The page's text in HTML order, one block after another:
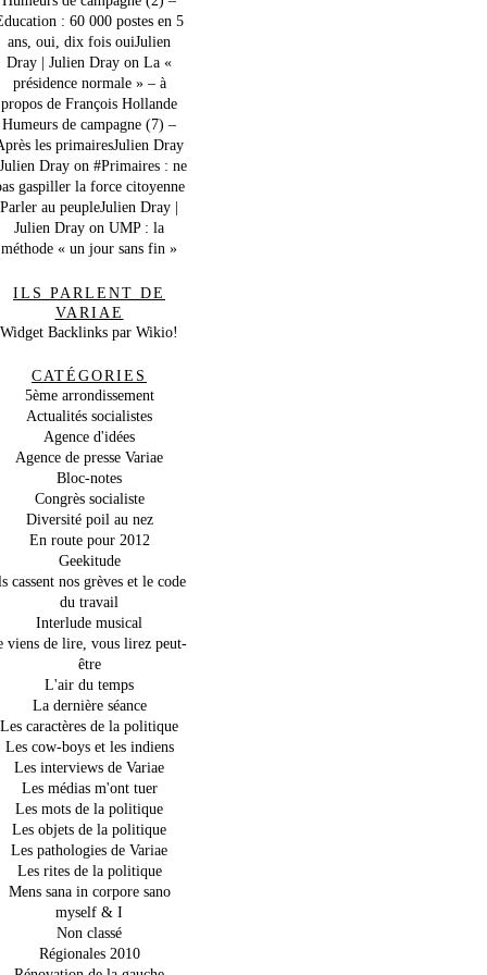
: 60 000 postes en 5
ans, oui, dix fois ouiJulien
Dray | Julien Dray on La «
présidence normale » – à
propos de François Hollande
Humeurs de campagne (7) –
les primairesJulien Dray
Dray on #Primaires : ne
gaspiller la force citoyenne
Parler au peupleJulien Dray |
Julien Dray on UMP : la
méthode « un jour sans fin »
ILS PARLENT DE
VARIAE
Widget Backlinks par Wikio!
CATÉGORIES
5ème arrondissement
Actualités socialistes
Agence d'idées
Agence de presse Variae
Bloc-notes
Congrès socialiste
Diversité poil au nez
En route pour 2012
Geekitude
cassent nos grèves et le code
du travail
Interlude musical
viens de lire, vous lirez peut-
être
L'air du temps
La dernière séance
Les caractères de la politique
Les cow-boys et les indiens
Les interviews de Variae
Les médias m'ont tuer
Les mots de la politique
Les objets de la politique
Les pathologies de Variae
Les rites de la politique
Mens sana in corpore sano
myself & I
Non classé
Régionales 2010